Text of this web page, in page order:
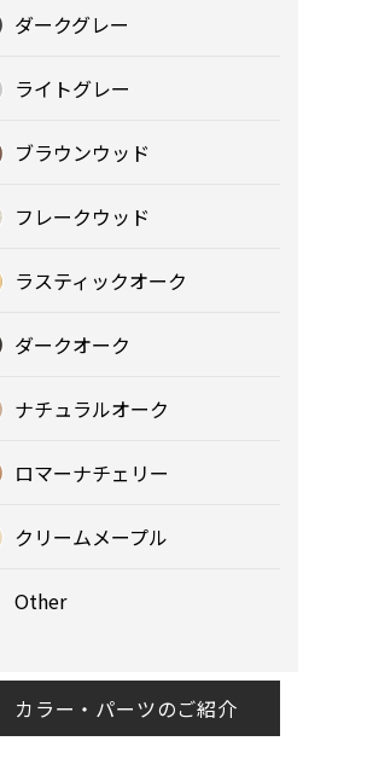
ダークグレー
ライトグレー
ブラウンウッド
フレークウッド
ラスティックオーク
ダークオーク
ナチュラルオーク
ロマーナチェリー
クリームメープル
Other
カラー・パーツのご紹介